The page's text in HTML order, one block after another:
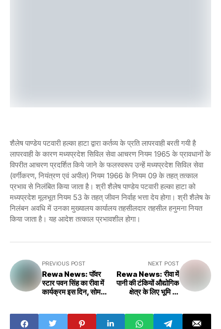
शैलेष पाण्डेय पटवारी हल्का हाटा द्वारा कर्तव्य के प्रति लापरवाही बरती गयी है
लापरवाही के कारण मध्यप्रदेश सिविल सेवा आचरण नियम 1965 के प्रावधानों के
विपरीत आचरण प्रदर्शित किये जाने के फलस्वरूप उन्हें मध्यप्रदेश सिविल सेवा
(वर्गीकरण, नियंत्रण एवं अपील) नियम 1966 के नियम 09 के तहत् तत्काल
प्रभाव से निलंबित किया जाता है। श्री शैलेष पाण्डेय पटवारी हल्का हाटा को
मध्यप्रदेश मूलभूत नियम 53 के तहत् जीवन निर्वाह भत्ता देय होगा। श्री शैलेष के
निलंबन अवधि में उनका मुख्यालय कार्यालय तहसीलदार तहसील हनुमना नियत
किया जाता है। यह आदेश तत्काल प्रभावशील होगा।
PREVIOUS POST
Rewa News: पाॅवर
स्टार पवन सिंह का रीवा में
कार्यक्रम इस दिन, सोमवारी
आयोजन
NEXT POST
Rewa News: रीवा में
पानी की टंकियों औद्योगिक
क्षेत्र के लिए भूमि हुई